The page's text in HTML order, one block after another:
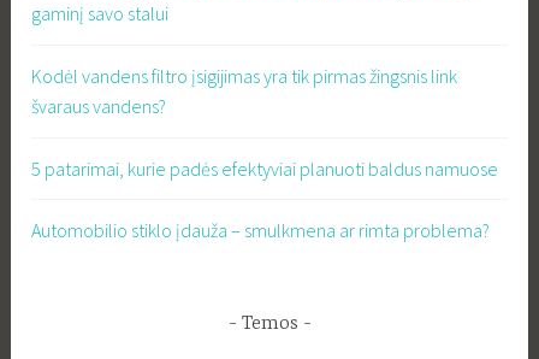
gaminį savo stalui
Kodėl vandens filtro įsigijimas yra tik pirmas žingsnis link
švaraus vandens?
5 patarimai, kurie padės efektyviai planuoti baldus namuose
Automobilio stiklo įdauža – smulkmena ar rimta problema?
Temos